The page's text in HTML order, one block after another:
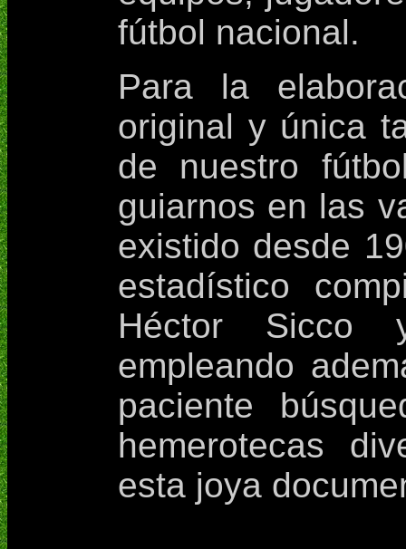
fútbol nacional.
Para la
original y única
de nuestro
guiarnos en las
existido desde
estadístico
Héctor Sicco
empleando
paciente
hemerotecas
esta joya